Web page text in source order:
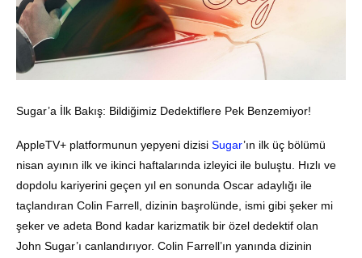
Sugar’a İlk Bakış: Bildiğimiz Dedektiflere Pek Benzemiyor!
AppleTV+ platformunun yepyeni dizisi Sugar’ın ilk üç bölümü
nisan ayının ilk ve ikinci haftalarında izleyici ile buluştu. Hızlı ve
dopdolu kariyerini geçen yıl en sonunda Oscar adaylığı ile
taçlandıran Colin Farrell, dizinin başrolünde, ismi gibi şeker mi
şeker ve adeta Bond kadar karizmatik bir özel dedektif olan
John Sugar’ı canlandırıyor. Colin Farrell’ın yanında dizinin